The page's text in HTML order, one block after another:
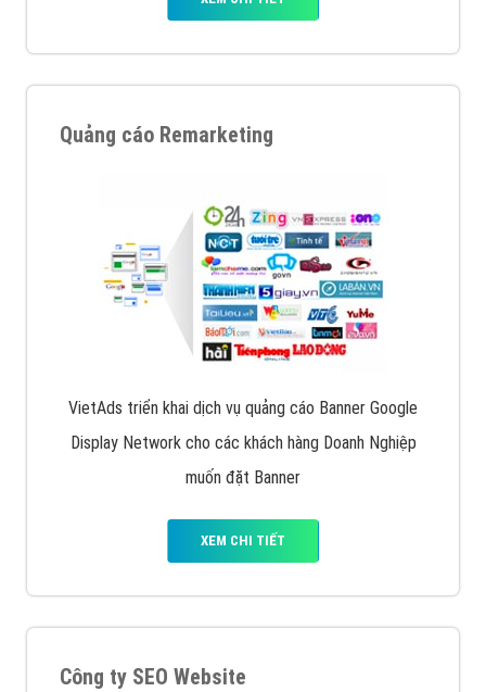
Quảng cáo Remarketing
VietAds triển khai dịch vụ quảng cáo Banner Google
Display Network cho các khách hàng Doanh Nghiệp
muốn đặt Banner
XEM CHI TIẾT
Công ty SEO Website